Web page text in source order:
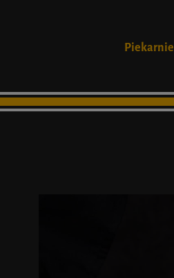
Piekarnie